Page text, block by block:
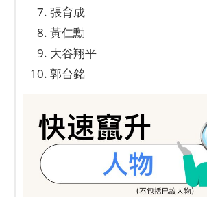
張育成
黃仁勳
大谷翔平
郭台銘